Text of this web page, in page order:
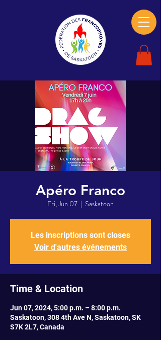
Apéro Franco
Fri, Jun 07
  |
Saskatoon
Les inscriptions sont closes
Voir d'autres événements
Time & Location
Jun 07, 2024, 5:00 p.m. – 8:00 p.m.
Saskatoon, 308 4th Ave N, Saskatoon, SK
S7K 2L7, Canada